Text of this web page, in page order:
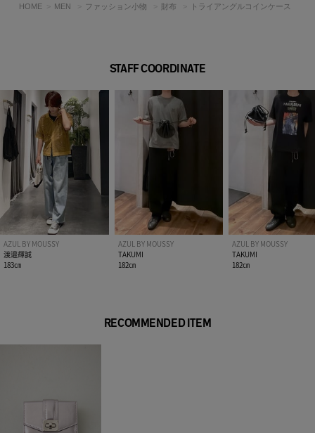
異なる場合があります。
※画像の商品は光の照射や角度、お使いのモニター環境によ
り、実物と色味が異なる場合がございます。
※着用、お取り扱いの際は、アテンションタグをご確認くださ
い。
HOME MEN ファッション小物 財布 トライアングルコインケース
STAFF COORDINATE
AZUL BY MOUSSY
渡邉輝誠
183㎝
AZUL BY MOUSSY
TAKUMI
182㎝
AZUL BY MOUSSY
TAKUMI
182㎝
RECOMMENDED ITEM